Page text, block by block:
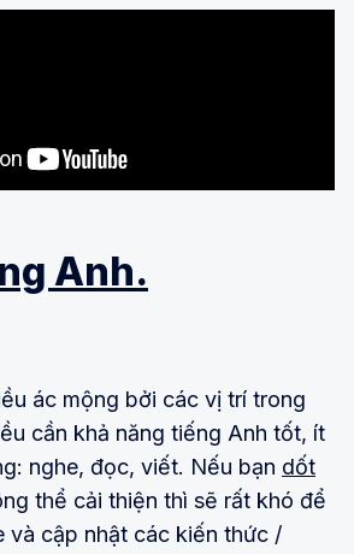
Anh.
ác mộng bởi các vị trí trong
cần khả năng tiếng Anh tốt, ít
nghe, đọc, viết. Nếu bạn dốt
thể cải thiện thì sẽ rất khó để
và cập nhật các kiến thức /